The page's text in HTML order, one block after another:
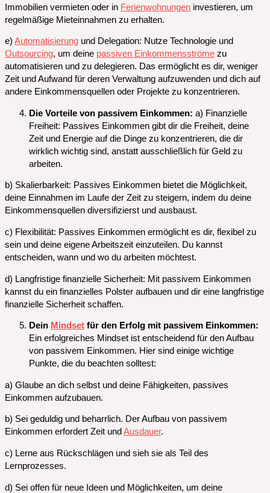
Immobilien vermieten oder in Ferienwohnungen investieren, um
regelmäßige Mieteinnahmen zu erhalten.
e) Automatisierung und Delegation: Nutze Technologie und
Outsourcing, um deine passiven Einkommensströme zu
automatisieren und zu delegieren. Das ermöglicht es dir, weniger
Zeit und Aufwand für deren Verwaltung aufzuwenden und dich auf
andere Einkommensquellen oder Projekte zu konzentrieren.
Die Vorteile von passivem Einkommen: a) Finanzielle
Freiheit: Passives Einkommen gibt dir die Freiheit, deine
Zeit und Energie auf die Dinge zu konzentrieren, die dir
wirklich wichtig sind, anstatt ausschließlich für Geld zu
arbeiten.
b) Skalierbarkeit: Passives Einkommen bietet die Möglichkeit,
deine Einnahmen im Laufe der Zeit zu steigern, indem du deine
Einkommensquellen diversifizierst und ausbaust.
c) Flexibilität: Passives Einkommen ermöglicht es dir, flexibel zu
sein und deine eigene Arbeitszeit einzuteilen. Du kannst
entscheiden, wann und wo du arbeiten möchtest.
d) Langfristige finanzielle Sicherheit: Mit passivem Einkommen
kannst du ein finanzielles Polster aufbauen und dir eine langfristige
finanzielle Sicherheit schaffen.
Dein Mindset für den Erfolg mit passivem Einkommen:
Ein erfolgreiches Mindset ist entscheidend für den Aufbau
von passivem Einkommen. Hier sind einige wichtige
Punkte, die du beachten solltest:
a) Glaube an dich selbst und deine Fähigkeiten, passives
Einkommen aufzubauen.
b) Sei geduldig und beharrlich. Der Aufbau von passivem
Einkommen erfordert Zeit und Ausdauer.
c) Lerne aus Rückschlägen und sieh sie als Teil des
Lernprozesses.
d) Sei offen für neue Ideen und Möglichkeiten, um deine